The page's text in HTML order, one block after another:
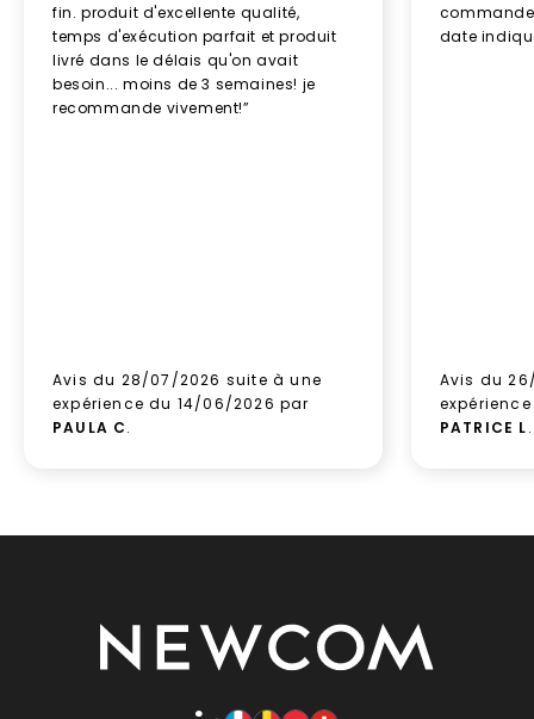
fin. produit d'excellente qualité,
temps d'exécution parfait et produit
livré dans le délais qu'on avait
besoin... moins de 3 semaines! je
recommande vivement!”
Avis du 28/07/2026 suite à une
expérience du 14/06/2026 par
PAULA C.
date
Avis du
PATRICE L.